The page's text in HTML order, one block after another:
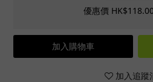
優惠價
加入購物車
加入追蹤